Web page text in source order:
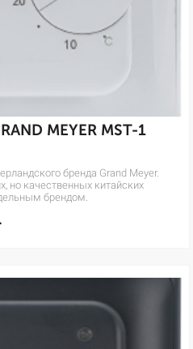
MEYER MST-1
бренда Grand Meyer.
но качественных китайских
брендом.